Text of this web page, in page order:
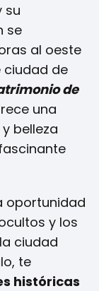
su
se
al oeste
ciudad de
de
una
belleza
oportunidad
y los
ciudad
te
históricas